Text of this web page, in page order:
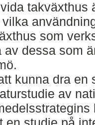
takväxthus
som
av dessa som
kunna dra en
av